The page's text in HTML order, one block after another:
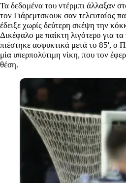
Τα δεδομένα του ντέρμπι άλλαξαν
τον Γιάρεμτσκουκ σαν τελευταίος
έδειξε χωρίς δεύτερη σκέψη την
Δικέφαλο με παίκτη λιγότερο για
πιέστηκε ασφυκτικά μετά το 85', ο
μία υπερπολύτιμη νίκη, που τον
θέση.